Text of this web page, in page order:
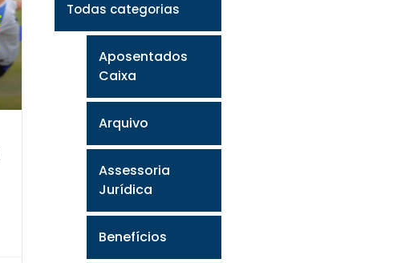
Todas categorias
Aposentados
Caixa
Arquivo
Assessoria
Jurídica
Benefícios